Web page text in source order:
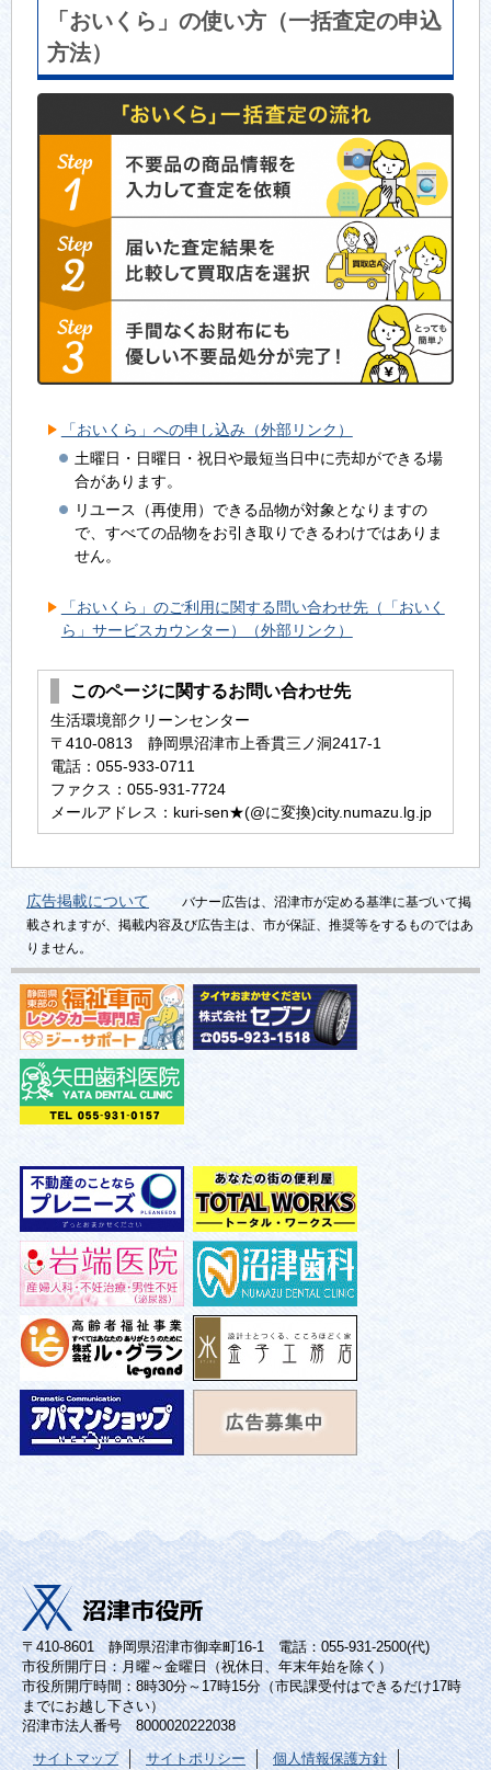
「おいくら」の使い方（一括査定の申込
方法）
「おいくら」への申し込み（外部リンク）
土曜日・日曜日・祝日や最短当日中に売却ができる場
合があります。
リユース（再使用）できる品物が対象となりますの
で、すべての品物をお引き取りできるわけではありま
せん。
「おいくら」のご利用に関する問い合わせ先（「おいく
ら」サービスカウンター）（外部リンク）
このページに関するお問い合わせ先
生活環境部クリーンセンター
〒410-0813 静岡県沼津市上香貫三ノ洞2417-1
電話：055-933-0711
ファクス：055-931-7724
メールアドレス：kuri-sen★(@に変換)city.numazu.lg.jp
広告掲載について
バナー広告は、沼津市が定める基準に基づいて掲
載されますが、掲載内容及び広告主は、市が保証、推奨等をするものではあ
りません。
〒410-8601 静岡県沼津市御幸町16-1 電話：055-931-2500(代)
市役所開庁日：月曜～金曜日（祝休日、年末年始を除く）
市役所開庁時間：8時30分～17時15分（市民課受付はできるだけ17時
までにお越し下さい）
沼津市法人番号 8000020222038
サイトマップ サイトポリシー 個人情報保護方針